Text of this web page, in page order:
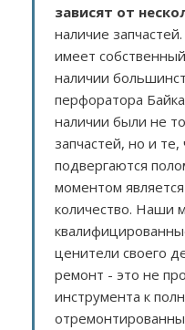
зависят от
наличие
имеет
наличии
перфоратора
наличии были не
запчастей, но и
подвергаются
моментом
количество. Наши
ценители своего
ремонт - это не
инструмента к